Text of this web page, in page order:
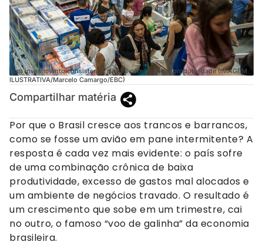
Sem investimento consistente, não há como ganhar produtividade (IMAGEM
ILUSTRATIVA/Marcelo Camargo/EBC)
Compartilhar matéria
Por que o Brasil cresce aos trancos e barrancos,
como se fosse um avião em pane intermitente? A
resposta é cada vez mais evidente: o país sofre
de uma combinação crônica de baixa
produtividade, excesso de gastos mal alocados e
um ambiente de negócios travado. O resultado é
um crescimento que sobe em um trimestre, cai
no outro, o famoso “voo de galinha” da economia
brasileira.